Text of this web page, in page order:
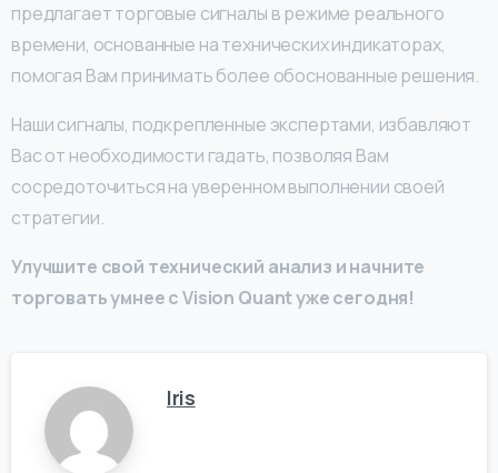
предлагает торговые сигналы в режиме реального
времени, основанные на технических индикаторах,
помогая Вам принимать более обоснованные решения.
Наши сигналы, подкрепленные экспертами, избавляют
Вас от необходимости гадать, позволяя Вам
сосредоточиться на уверенном выполнении своей
стратегии.
Улучшите свой технический анализ и начните
торговать умнее с Vision Quant уже сегодня!
Iris